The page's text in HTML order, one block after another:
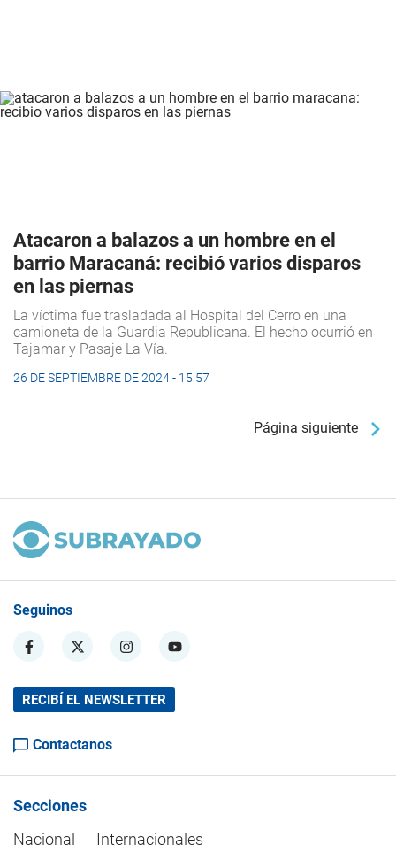
Atacaron a balazos a un hombre en el
barrio Maracaná: recibió varios disparos
en las piernas
La víctima fue trasladada al Hospital del Cerro en una
camioneta de la Guardia Republicana. El hecho ocurrió en
Tajamar y Pasaje La Vía.
26 DE SEPTIEMBRE DE 2024 - 15:57
Página siguiente
Seguinos
RECIBÍ EL NEWSLETTER
Contactanos
Secciones
Nacional
Internacionales